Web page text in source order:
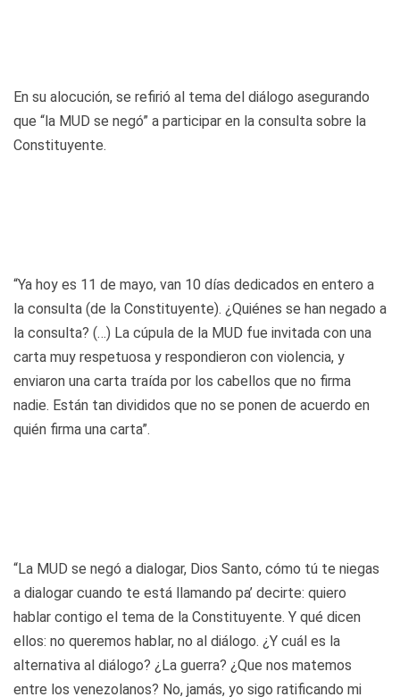
En su alocución, se refirió al tema del diálogo asegurando
que “la MUD se negó” a participar en la consulta sobre la
Constituyente.
“Ya hoy es 11 de mayo, van 10 días dedicados en entero a
la consulta (de la Constituyente). ¿Quiénes se han negado a
la consulta? (…) La cúpula de la MUD fue invitada con una
carta muy respetuosa y respondieron con violencia, y
enviaron una carta traída por los cabellos que no firma
nadie. Están tan divididos que no se ponen de acuerdo en
quién firma una carta”.
“La MUD se negó a dialogar, Dios Santo, cómo tú te niegas
a dialogar cuando te está llamando pa’ decirte: quiero
hablar contigo el tema de la Constituyente. Y qué dicen
ellos: no queremos hablar, no al diálogo. ¿Y cuál es la
alternativa al diálogo? ¿La guerra? ¿Que nos matemos
entre los venezolanos? No, jamás, yo sigo ratificando mi